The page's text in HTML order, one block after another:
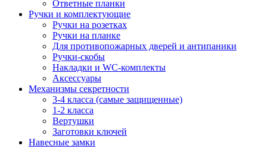
Ответные планки
Ручки и комплектующие
Ручки на розетках
Ручки на планке
Для противопожарных дверей и антипаники
Ручки-скобы
Накладки и WC-комплекты
Аксессуары
Механизмы секретности
3-4 класса (самые защищенные)
1-2 класса
Вертушки
Заготовки ключей
Навесные замки